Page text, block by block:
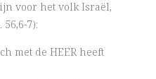
voor het volk Israël,
7):
met de HEER heeft